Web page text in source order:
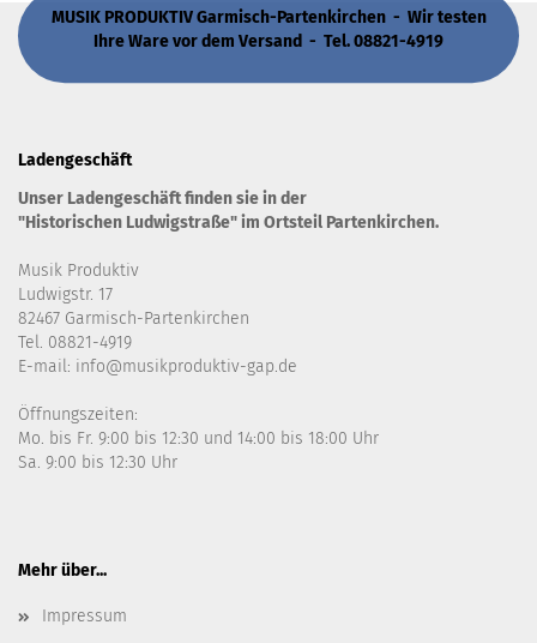
MUSIK PRODUKTIV Garmisch-Partenkirchen - Wir testen
Ihre Ware vor dem Versand - Tel. 08821-4919
Ladengeschäft
Unser Ladengeschäft finden sie in der
"Historischen Ludwigstraße" im Ortsteil Partenkirchen.
Musik Produktiv
Ludwigstr. 17
82467 Garmisch-Partenkirchen
Tel. 08821-4919
E-mail: info@musikproduktiv-gap.de
Öffnungszeiten:
Mo. bis Fr. 9:00 bis 12:30 und 14:00 bis 18:00 Uhr
Sa. 9:00 bis 12:30 Uhr
Mehr über...
Impressum